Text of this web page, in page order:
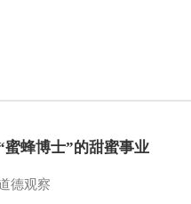
蜜蜂博士”的甜蜜事业
德观察